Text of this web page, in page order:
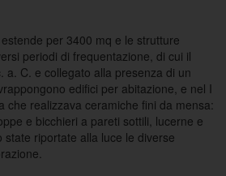
estende per 3400 mq e le strutture
periodi di frequentazione, di cui il
a. C. e collegato alla presenza di un
edifici per abitazione, e nel I
che realizzava ceramiche fini da mensa:
e bicchieri a pareti sottili, lucerne e
state riportate alla luce le diverse